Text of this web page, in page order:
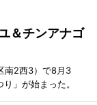
＆チンアナゴ
南2西3）で8月3
」が始まった。